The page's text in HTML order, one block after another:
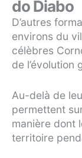
do Diabo
D’autres
environs du
célèbres
de l’évolution
Au-delà de
permettent
manière dont
territoire